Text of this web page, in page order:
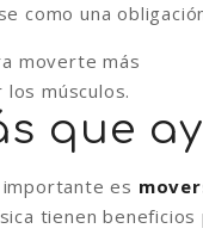
como una
músculos.
que
es
tienen beneficios